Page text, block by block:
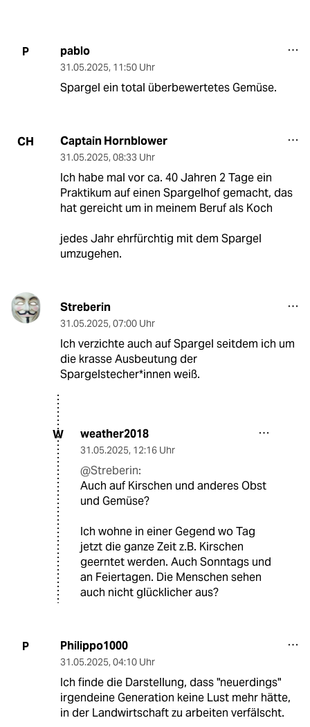
P pablo
31.05.2025, 11:50 Uhr
Spargel ein total überbewertetes Gemüse.
CH Captain Hornblower
31.05.2025, 08:33 Uhr
Ich habe mal vor ca. 40 Jahren 2 Tage ein
Praktikum auf einen Spargelhof gemacht, das
hat gereicht um in meinem Beruf als Koch
jedes Jahr ehrfürchtig mit dem Spargel
umzugehen.
Streberin
31.05.2025, 07:00 Uhr
Ich verzichte auch auf Spargel seitdem ich um
die krasse Ausbeutung der
Spargelstecher*innen weiß.
W weather2018
31.05.2025, 12:16 Uhr
@Streberin:
Auch auf Kirschen und anderes Obst
und Gemüse?
Ich wohne in einer Gegend wo Tag
jetzt die ganze Zeit z.B. Kirschen
geerntet werden. Auch Sonntags und
an Feiertagen. Die Menschen sehen
auch nicht glücklicher aus?
P Philippo1000
31.05.2025, 04:10 Uhr
Ich finde die Darstellung, dass "neuerdings"
irgendeine Generation keine Lust mehr hätte,
in der Landwirtschaft zu arbeiten verfälscht.